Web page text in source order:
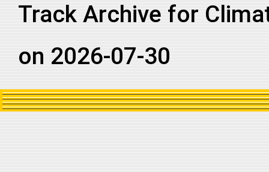
2013054S13100 2013 13 SI WA
2013054S13100 2013 13
2013054S13100 2013 13 SI WA
Track Archive for
on 2026-07-30